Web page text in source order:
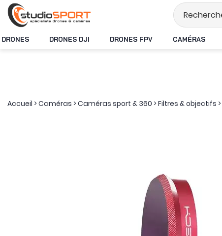
Stock en temps réel
DRONES DRONES DJI DRONES FPV CAMÉRAS
Accueil >Caméras >Caméras sport & 360 >Filtres & objectifs >